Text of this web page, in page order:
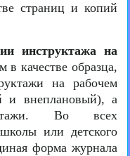
страниц и копий
инструктажа на
в качестве образца,
на рабочем
и внеплановый), а
Во всех
или детского
форма журнала